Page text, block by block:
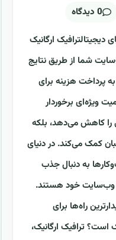
0 دیدگاه
دیجیتالترافیک ارگانیک
شما از طریق نتایج
پرداخت هزینه برای
ویژه‌ای برخوردار
را کاهش می‌دهد، بلکه
کمک می‌کند. در دنیای
به دنبال جذب
وب‌سایت خود هستند.
راه‌ها برای
است؟ ترافیک ارگانیک،